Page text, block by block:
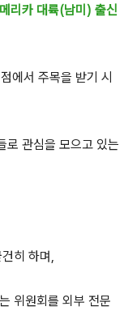
리카 대륙(남미) 출신
에서 주목을 받기 시
로 관심을 모으고 있는
히 하며,
위원회를 외부 전문